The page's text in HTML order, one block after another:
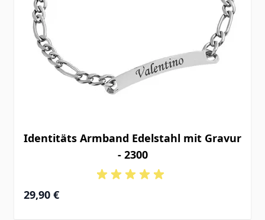
Identitäts Armband Edelstahl mit Gravur
- 2300
29,90 €